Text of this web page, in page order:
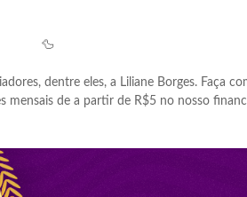
🦆
dentre eles, a Liliane Borges. Faça
mensais de a partir de R$5 no nosso